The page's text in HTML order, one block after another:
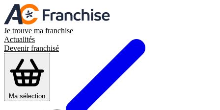
Je trouve ma franchise
Actualités
Devenir franchisé
Ma sélection